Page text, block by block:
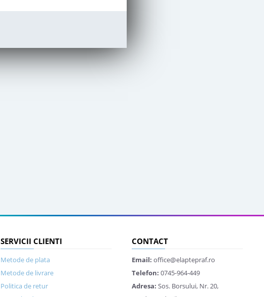
SERVICII CLIENTI
Metode de plata
Metode de livrare
Politica de retur
CONTACT
Email: office@elaptepraf.ro
Telefon: 0745-964-449
Adresa: Sos. Borsului, Nr. 20,